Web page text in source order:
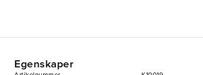
Egenskaper